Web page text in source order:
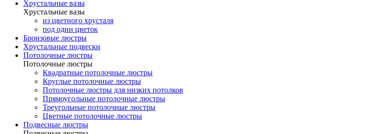
Хрустальные вазы
Хрустальные вазы
из цветного хрусталя
под один цветок
Бронзовые люстры
Хрустальные подвески
Потолочные люстры
Потолочные люстры
Квадратные потолочные люстры
Круглые потолочные люстры
Потолочные люстры для низких потолков
Прямоугольные потолочные люстры
Треугольные потолочные люстры
Цветные потолочные люстры
Подвесные люстры